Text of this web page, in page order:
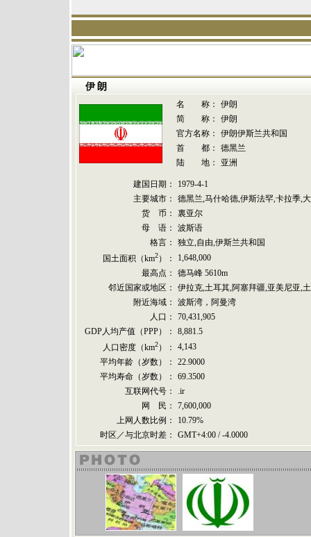
伊朗
名 称：
伊朗
简 称：
伊朗
官方名称：
伊朗伊斯兰共和国
首 都：
德黑兰
陆 地：
亚洲
建国日期：
1979-4-1
主要城市：
德黑兰,马什哈德,伊斯法罕,卡拉季,
货 币：
裏亚尔
母 语：
波斯语
格言：
独立,自由,伊斯兰共和国
国土面积（km2）：
1,648,000
最高点：
德马峰 5610m
邻近国家或地区：
伊拉克,土耳其,阿塞拜疆,亚美尼亚,
附近海域：
波斯湾，阿曼湾
人口：
70,431,905
GDP人均产值（PPP）：
8,881.5
人口密度（km2）：
4,143
平均年龄（岁数）：
22.9000
平均寿命（岁数）：
69.3500
互联网代号：
.ir
网 民：
7,600,000
上网人数比例：
10.79%
时区／与北京时差：
GMT+4:00 / -4.0000